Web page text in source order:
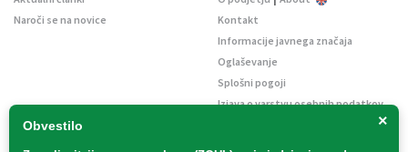
×
Obvestilo
Naroči se na novice
Kontakt
Informacije javnega značaja
Oglaševanje
Splošni pogoji
Izjava o varstvu osebnih podatkov